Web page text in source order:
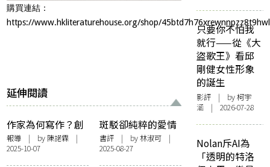
購買連結：
https://www.hkliteraturehouse.org/shop/
延伸閱讀
作家為何寫作？創
作者的逆行：洛楓
對談楊佳嫻 ft.《不
報導 | by 陳諾霖 |
2025-10-07
斑駁卻純粹的愛情
模樣——讀孫梓評
《男身》
書評| by 林淑可 |
2025-08-27
只要你不怕我
就行——從《大
盜歌王》看邱
剛健女性形象
的誕生
影評 | by 柯宇
涵 | 2026-07-28
Nolan斥AI為
「透明的特洛